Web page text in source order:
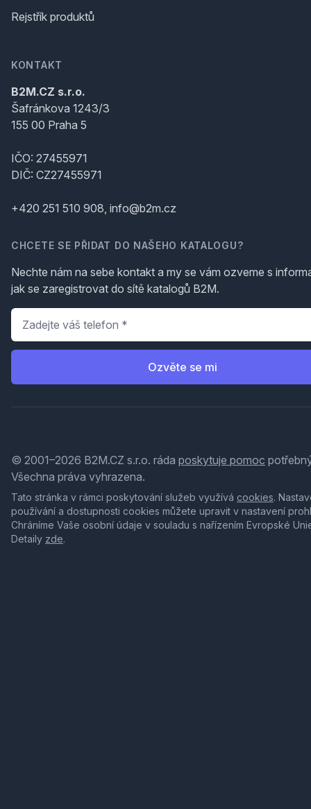
Rejstřík produktů
KONTAKT
B2M.CZ s.r.o.
Šafránkova 1243/3
155 00 Praha 5
IČO: 27455971
DIČ: CZ27455971
+420 251 510 908, info@b2m.cz
CHCETE SE PŘIDAT DO NAŠEHO KATALOGU?
Nechte nám na sebe kontakt a my se vám ozveme s
jak se zaregistrovat do sítě katalogů B2M.
Telefon
Ozvěte se mi
© 2001–2026 B2M.CZ s.r.o. ráda poskytuje pomoc
Všechna práva vyhrazena.
Tato stránka v rámci poskytování služeb využívá cookies.
používání a dostupnosti cookies můžete upravit v nastavení
Chráníme Vaše osobní údaje v souladu s nařízením Evropské
Detaily zde.